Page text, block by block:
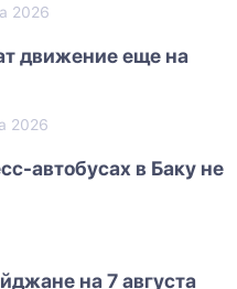
2026
движение еще на
2026
автобусах в Баку не
на 7 августа